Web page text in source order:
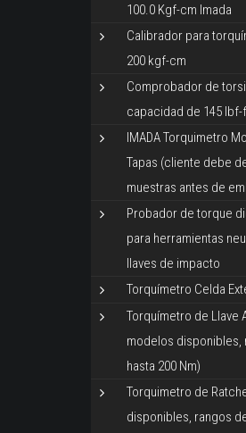
100.0 Kgf-cm Imada
Calibrador para
200 kgf-cm
Comprobador de
capacidad de 145 lbf-
IMADA Torquimetro
Tapas (cliente debe
muestras antes de
Probador de torque
para herramientas
llaves de impacto
Torquímetro Celda
Torquímetro de Llave
modelos disponibles,
hasta 200 Nm)
Torquimetro de
disponibles, rangos